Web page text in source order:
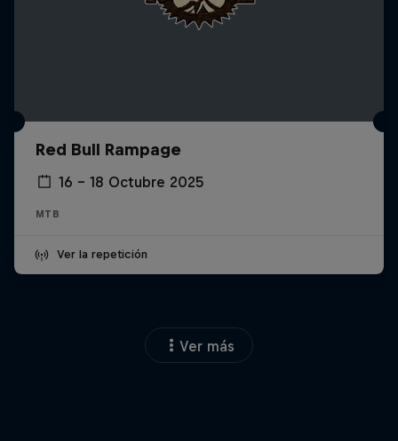
Red Bull Rampage
16 – 18 Octubre 2025
MTB
Ver la repetición
Ver más